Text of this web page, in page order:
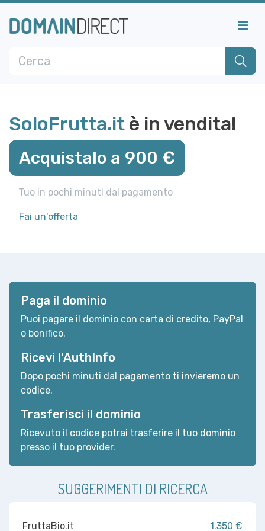
SoloFrutta.it è in vendita!
Acquistalo a 900 €
Tuo in pochi minuti dal pagamento
Fai un'offerta
Paga il dominio
Puoi pagare il dominio con carta di credito, PayPal
o bonifico.
Ricevi l'AuthInfo
Dopo pochi minuti dal pagamento ti invieremo un
codice.
Trasferisci il dominio
Ricevuto il codice potrai trasferire il tuo dominio
presso il tuo provider.
SUGGERIMENTI DI RICERCA
FruttaBio.it 1.350 €